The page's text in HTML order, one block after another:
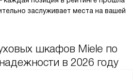
заслуживает места на вашей
шкафов Miele по
в 2026 году